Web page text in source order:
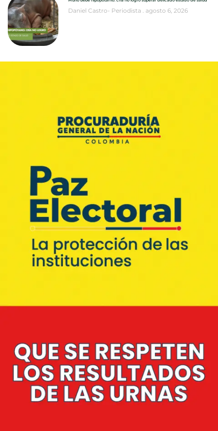
Daniel Castro- Periodista agosto 6, 2026